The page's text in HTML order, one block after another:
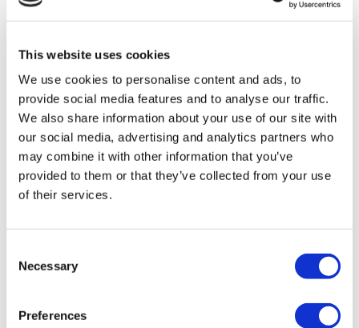
This website uses cookies
We use cookies to personalise content and ads, to
provide social media features and to analyse our traffic.
We also share information about your use of our site with
our social media, advertising and analytics partners who
may combine it with other information that you’ve
provided to them or that they’ve collected from your use
of their services.
Selection
Necessary
Preferences